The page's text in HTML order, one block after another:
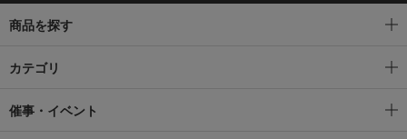
商品を探す
カテゴリ
催事・イベント